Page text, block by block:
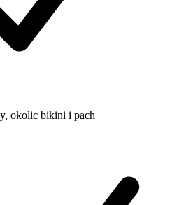
okolic bikini i pach